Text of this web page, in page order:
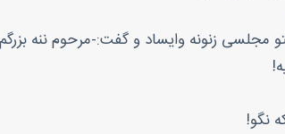
مجلسی زنونه وایساد و گفت:-مرحوم ننه بزرگم
نگو!